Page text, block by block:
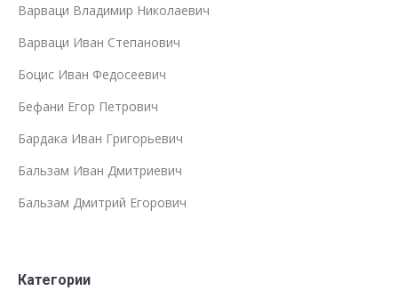
Варваци Владимир Николаевич
Варваци Иван Степанович
Боцис Иван Федосеевич
Бефани Егор Петрович
Бардака Иван Григорьевич
Бальзам Иван Дмитриевич
Бальзам Дмитрий Егорович
Категории